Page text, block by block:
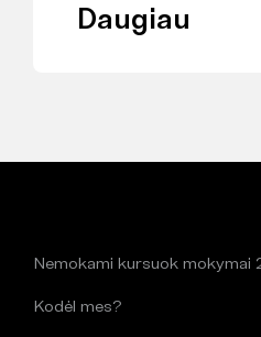
Daugiau
Nemokami kursuok mokymai
Kodėl mes?